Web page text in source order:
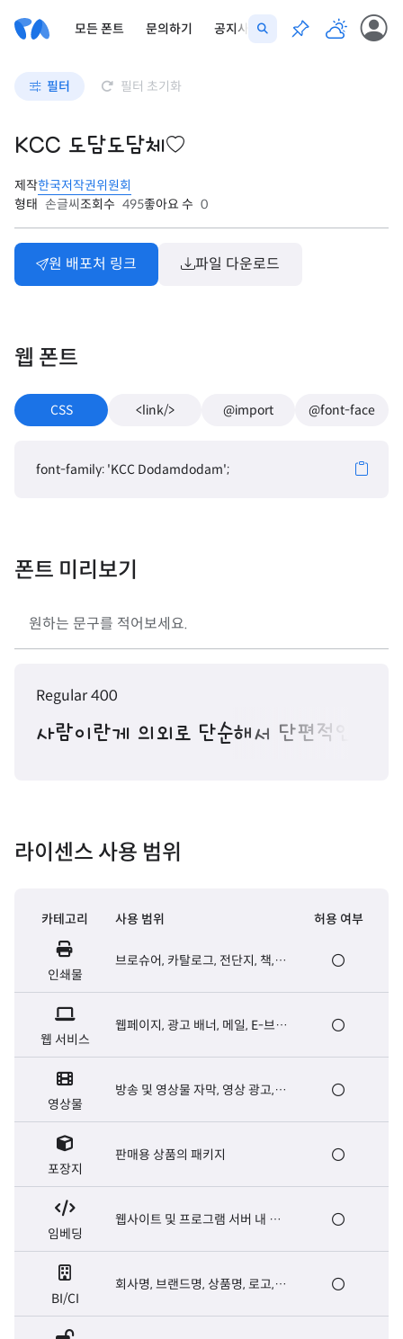
모든 폰트 문의하기 공지사항
필터 필터 초기화
KCC 도담도담체
제작한국저작권위원회
형태 손글씨조회수 495좋아요 수 0
원 배포처 링크 파일 다운로드
웹 폰트
CSS <link/> @import @font-face
font-family: 'KCC Dodamdodam';
폰트 미리보기
Regular 400
사람이란게 의외로 단순해서 단편적인 모
라이센스 사용 범위
카테고리 사용 범위 허용 여부
인쇄물
브로슈어, 카탈로그, 전단지, 책,
웹 서비스
웹페이지, 광고 배너, 메일, E-브로
영상물
방송 및 영상물 자막, 영상 광고,
포장지
판매용 상품의 패키지
임베딩
웹사이트 및 프로그램 서버 내 폰
BI/CI
회사명, 브랜드명, 상품명, 로고,